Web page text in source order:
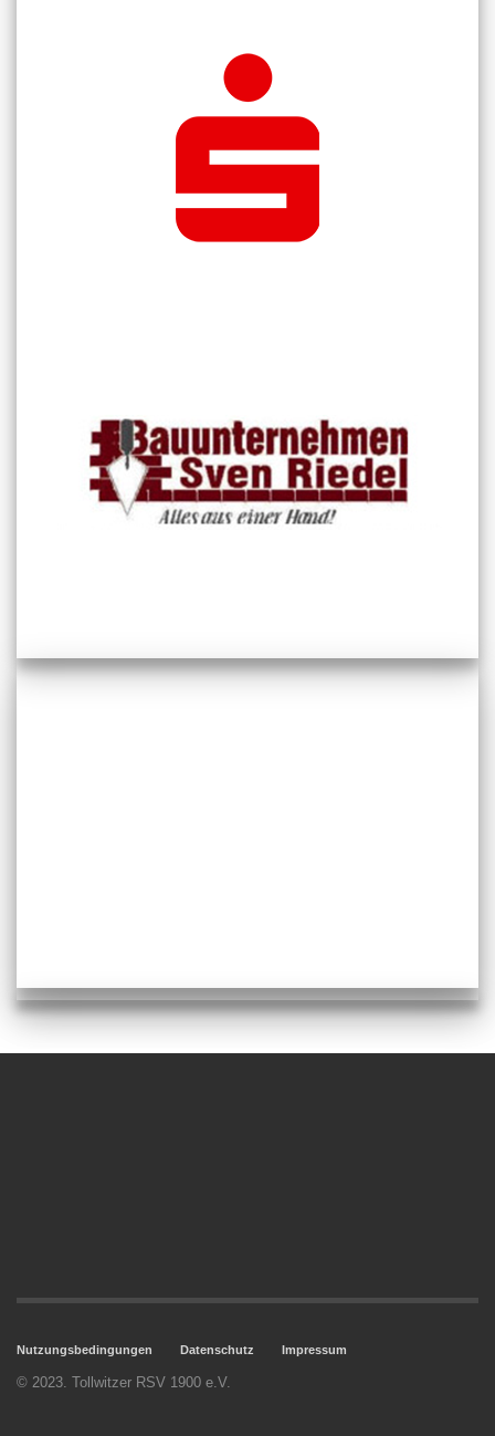
Nutzungsbedingungen Datenschutz Impressum
© 2023. Tollwitzer RSV 1900 e.V.